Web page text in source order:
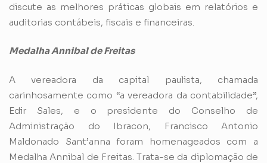
discute as melhores práticas globais em relatórios e
auditorias contábeis, fiscais e financeiras.
Medalha Annibal de Freitas
A vereadora da capital paulista, chamada
carinhosamente como “a vereadora da contabilidade”,
Edir Sales, e o presidente do Conselho de
Administração do Ibracon, Francisco Antonio
Maldonado Sant’anna foram homenageados com a
Medalha Annibal de Freitas. Trata-se da diplomação de